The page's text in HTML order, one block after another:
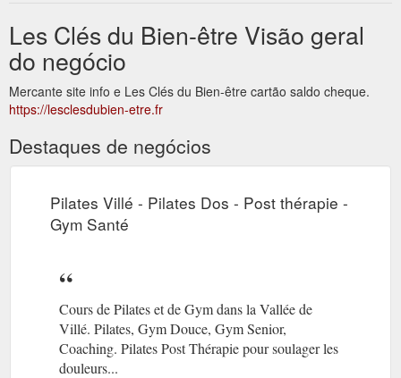
Les Clés du Bien-être Visão geral
do negócio
Mercante site info e Les Clés du Bien-être cartão saldo cheque.
https://lesclesdubien-etre.fr
Destaques de negócios
Pilates Villé - Pilates Dos - Post thérapie -
Gym Santé
Cours de Pilates et de Gym dans la Vallée de
Villé. Pilates, Gym Douce, Gym Senior,
Coaching. Pilates Post Thérapie pour soulager les
douleurs...